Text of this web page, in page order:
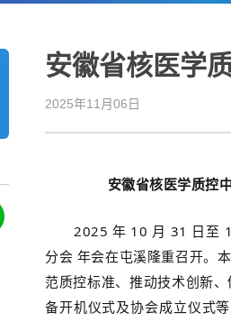
安徽省核医学
2025年11月06日
安徽省核医学质控
2025 年 10 月 31 日至
分会 年会在屯溪隆重召开。
范质控标准、推动技术创新
备开机仪式及协会成立仪式